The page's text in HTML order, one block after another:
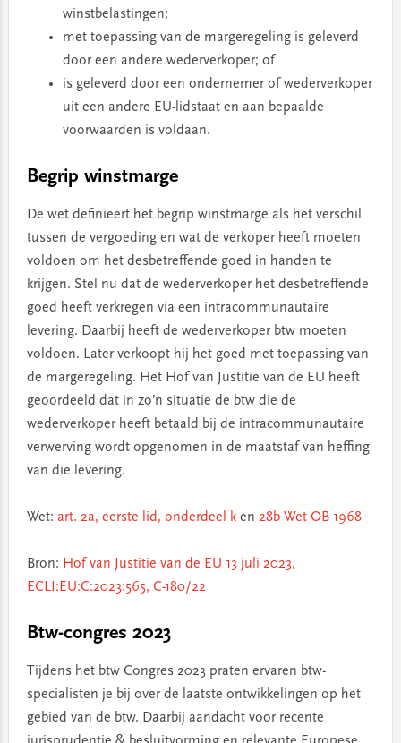
winstbelastingen;
met toepassing van de margeregeling is geleverd
door een andere wederverkoper; of
is geleverd door een ondernemer of wederverkoper
uit een andere EU-lidstaat en aan bepaalde
voorwaarden is voldaan.
Begrip winstmarge
De wet definieert het begrip winstmarge als het verschil
tussen de vergoeding en wat de verkoper heeft moeten
voldoen om het desbetreffende goed in handen te
krijgen. Stel nu dat de wederverkoper het desbetreffende
goed heeft verkregen via een intracommunautaire
levering. Daarbij heeft de wederverkoper btw moeten
voldoen. Later verkoopt hij het goed met toepassing van
de margeregeling. Het Hof van Justitie van de EU heeft
geoordeeld dat in zo’n situatie de btw die de
wederverkoper heeft betaald bij de intracommunautaire
verwerving wordt opgenomen in de maatstaf van heffing
van die levering.
Wet: art. 2a, eerste lid, onderdeel ken 28b Wet OB 1968
Bron: Hof van Justitie van de EU 13 juli 2023,
ECLI:EU:C:2023:565, C-180/22
Btw-congres 2023
Tijdens het btw Congres 2023 praten ervaren btw-
specialisten je bij over de laatste ontwikkelingen op het
gebied van de btw. Daarbij aandacht voor recente